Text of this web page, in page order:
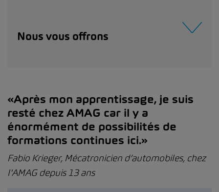
Nous vous offrons
«Après mon apprentissage, je suis
resté chez AMAG car il y a
énormément de possibilités de
formations continues ici.»
Fabio Krieger, Mécatronicien d’automobiles, chez
l'AMAG depuis 13 ans